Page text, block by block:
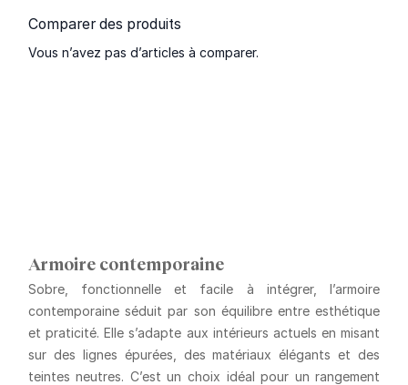
Comparer des produits
Vous n’avez pas d’articles à comparer.
Armoire contemporaine
Sobre, fonctionnelle et facile à intégrer, l’armoire
contemporaine séduit par son équilibre entre esthétique
et praticité. Elle s’adapte aux intérieurs actuels en misant
sur des lignes épurées, des matériaux élégants et des
teintes neutres. C’est un choix idéal pour un rangement